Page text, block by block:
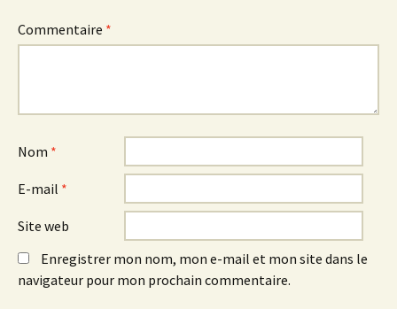
Commentaire *
Nom *
E-mail *
Site web
Enregistrer mon nom, mon e-mail et mon site dans le
navigateur pour mon prochain commentaire.